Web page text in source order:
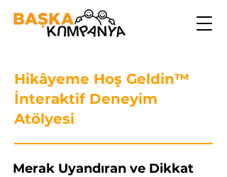
Hikâyeme Hoş Geldin™
İnteraktif Deneyim
Atölyesi
Merak Uyandıran ve Dikkat